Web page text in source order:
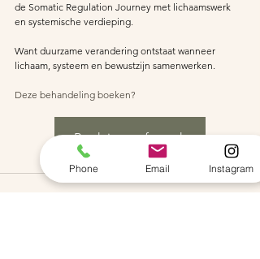
de Somatic Regulation Journey met lichaamswerk
en systemische verdieping.
Want duurzame verandering ontstaat wanneer
lichaam, systeem en bewustzijn samenwerken.
Deze behandeling boeken?
Boek jouw afspraak
Phone Email Instagram